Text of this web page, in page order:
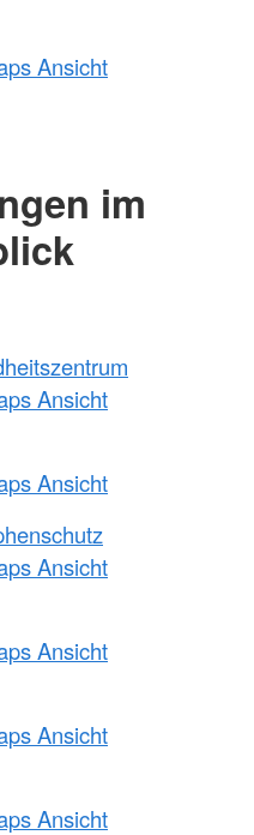
Ansicht
im
Ansicht
Ansicht
Ansicht
Ansicht
Ansicht
Ansicht